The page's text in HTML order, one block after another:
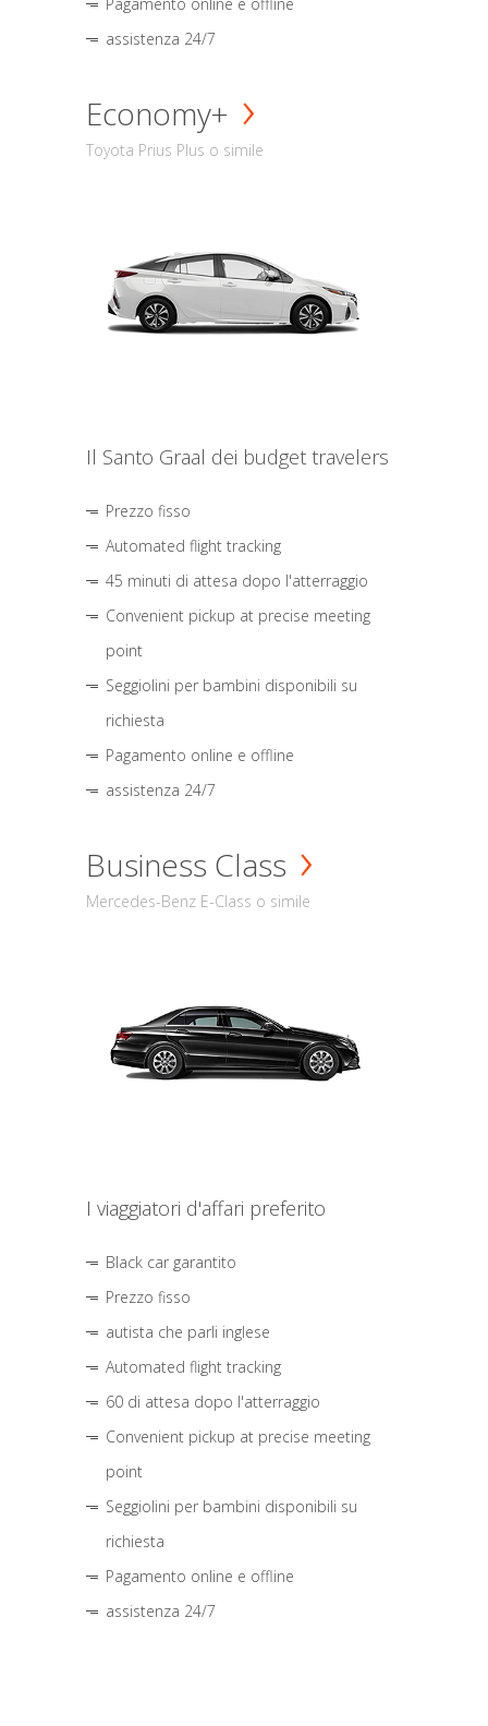
assistenza 24/7
Economy+
Toyota Prius Plus o simile
Il Santo Graal dei budget travelers
Prezzo fisso
Automated flight tracking
45 minuti di attesa dopo l'atterraggio
Convenient pickup at precise meeting
point
Seggiolini per bambini disponibili su
richiesta
Pagamento online e offline
assistenza 24/7
Business Class
Mercedes-Benz E-Class o simile
I viaggiatori d'affari preferito
Black car garantito
Prezzo fisso
autista che parli inglese
Automated flight tracking
60 di attesa dopo l'atterraggio
Convenient pickup at precise meeting
point
Seggiolini per bambini disponibili su
richiesta
Pagamento online e offline
assistenza 24/7